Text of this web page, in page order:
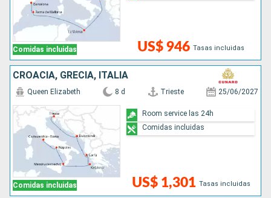
Comidas incluidas US$ 946 Tasas incluidas
CROACIA, GRECIA, ITALIA
Comidas incluidas
Queen Elizabeth 8 d Trieste 25/06/2027
US$ 1,301 Tasas incluidas
Room service las 24h
Comidas incluidas